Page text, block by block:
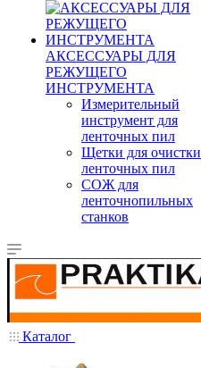
АКСЕССУАРЫ ДЛЯ
РЕЖУЩЕГО
ИНСТРУМЕНТА
Измерительный
инструмент для
ленточных пил
Щетки для очистки
ленточных пил
СОЖ для
ленточнопильных
станков
Каталог